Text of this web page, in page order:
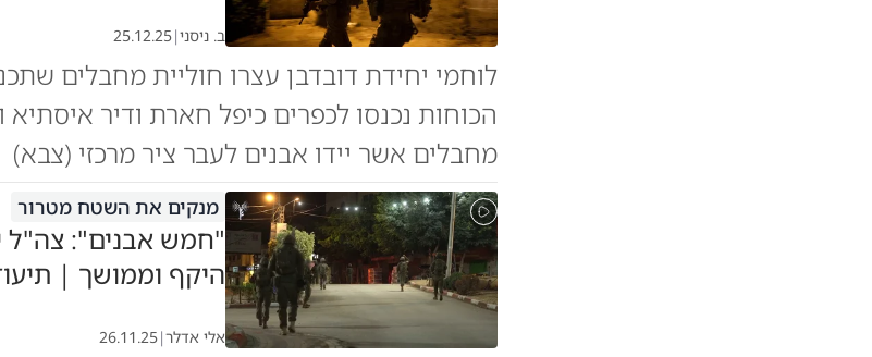
ב. ניסני|
25.12.25
לוחמי יחידת דובדבן עצרו חוליית מחבלים
הכוחות נכנסו לכפרים כיפל חארת ודיר
מחבלים אשר יידו אבנים לעבר ציר מרכזי (צבא)
מנקים את השטח מטרור
"חמש אבנים": צה"ל
היקף וממושך |
אלי אדלר|
26.11.25